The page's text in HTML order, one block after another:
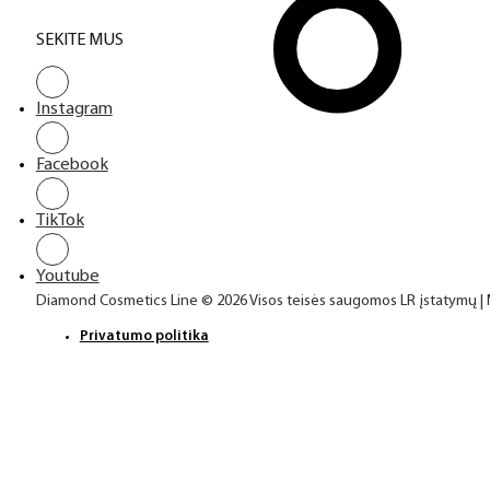
SEKITE MUS
Instagram
Facebook
TikTok
Youtube
Diamond Cosmetics Line © 2026 Visos teisės saugomos LR įstatymų
Privatumo politika